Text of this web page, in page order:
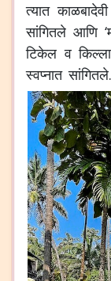
त्यात काळबादेवी
सांगितले आणि‘
टिकेल व किल्ला
स्वप्नात सांगितले